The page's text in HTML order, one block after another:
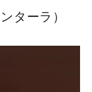
ターラ）